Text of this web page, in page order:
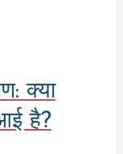
क्या
है?